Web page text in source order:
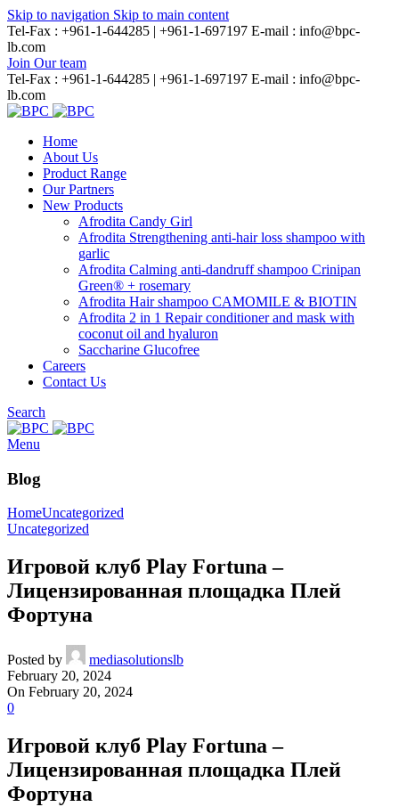
Skip to navigation Skip to main content
Tel-Fax : +961-1-644285 | +961-1-697197 E-mail : info@bpc-
lb.com
Join Our team
Tel-Fax : +961-1-644285 | +961-1-697197 E-mail : info@bpc-
lb.com
Home
About Us
Product Range
Our Partners
New Products
Afrodita Candy Girl
Afrodita Strengthening anti-hair loss shampoo with
garlic
Afrodita Calming anti-dandruff shampoo Crinipan
Green® + rosemary
Afrodita Hair shampoo CAMOMILE & BIOTIN
Afrodita 2 in 1 Repair conditioner and mask with
coconut oil and hyaluron
Saccharine Glucofree
Careers
Contact Us
Search
Menu
Blog
HomeUncategorized
Uncategorized
Игровой клуб Play Fortuna –
Лицензированная площадка Плей
Фортуна
Posted by
mediasolutionslb
February 20, 2024
On February 20, 2024
0
Игровой клуб Play Fortuna –
Лицензированная площадка Плей
Фортуна